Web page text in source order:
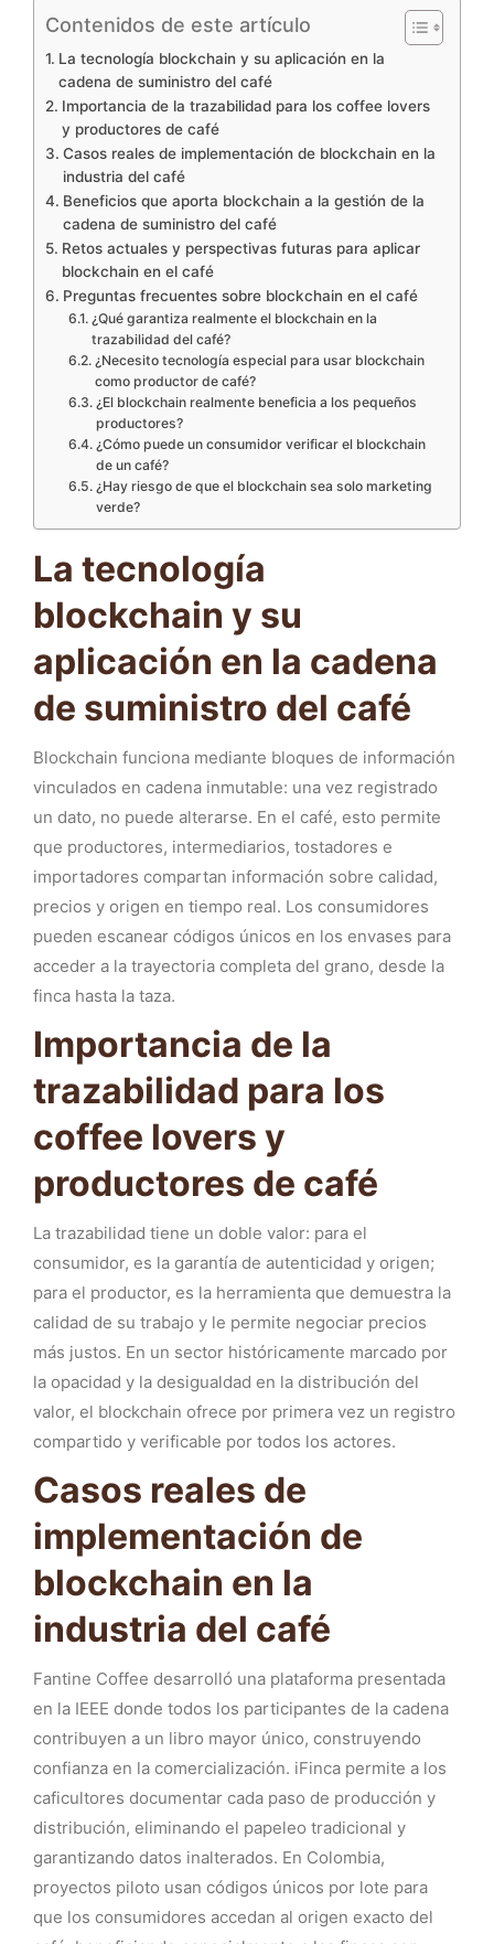
Contenidos de este artículo
La tecnología blockchain y su aplicación en la
cadena de suministro del café
Importancia de la trazabilidad para los coffee lovers
y productores de café
Casos reales de implementación de blockchain en la
industria del café
Beneficios que aporta blockchain a la gestión de la
cadena de suministro del café
Retos actuales y perspectivas futuras para aplicar
blockchain en el café
Preguntas frecuentes sobre blockchain en el café
¿Qué garantiza realmente el blockchain en la
trazabilidad del café?
¿Necesito tecnología especial para usar blockchain
como productor de café?
¿El blockchain realmente beneficia a los pequeños
productores?
¿Cómo puede un consumidor verificar el blockchain
de un café?
¿Hay riesgo de que el blockchain sea solo marketing
verde?
La tecnología
blockchain y su
aplicación en la cadena
de suministro del café
Blockchain funciona mediante bloques de información
vinculados en cadena inmutable: una vez registrado
un dato, no puede alterarse. En el café, esto permite
que productores, intermediarios, tostadores e
importadores compartan información sobre calidad,
precios y origen en tiempo real. Los consumidores
pueden escanear códigos únicos en los envases para
acceder a la trayectoria completa del grano, desde la
finca hasta la taza.
Importancia de la
trazabilidad para los
coffee lovers y
productores de café
La trazabilidad tiene un doble valor: para el
consumidor, es la garantía de autenticidad y origen;
para el productor, es la herramienta que demuestra la
calidad de su trabajo y le permite negociar precios
más justos. En un sector históricamente marcado por
la opacidad y la desigualdad en la distribución del
valor, el blockchain ofrece por primera vez un registro
compartido y verificable por todos los actores.
Casos reales de
implementación de
blockchain en la
industria del café
Fantine Coffee desarrolló una plataforma presentada
en la IEEE donde todos los participantes de la cadena
contribuyen a un libro mayor único, construyendo
confianza en la comercialización. iFinca permite a los
caficultores documentar cada paso de producción y
distribución, eliminando el papeleo tradicional y
garantizando datos inalterados. En Colombia,
proyectos piloto usan códigos únicos por lote para
que los consumidores accedan al origen exacto del